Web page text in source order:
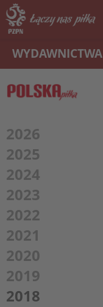
WYDAWNICTWA
2026
2025
2024
2023
2022
2021
2020
2019
2018